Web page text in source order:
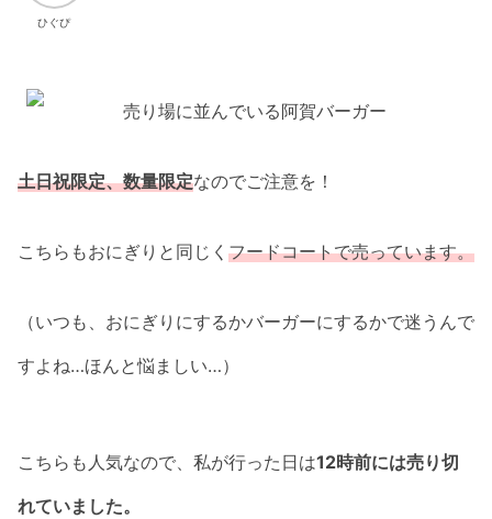
ひぐぴ
土日祝限定、数量限定なのでご注意を！
こちらもおにぎりと同じく フードコートで売っています。
（いつも、おにぎりにするかバーガーにするかで迷うんで
すよね…ほんと悩ましい…）
こちらも人気なので、私が行った日は12時前には売り切
れていました。